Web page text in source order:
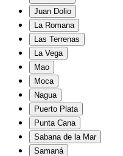
Juan Dolio
La Romana
Las Terrenas
La Vega
Mao
Moca
Nagua
Puerto Plata
Punta Cana
Sabana de la Mar
Samaná